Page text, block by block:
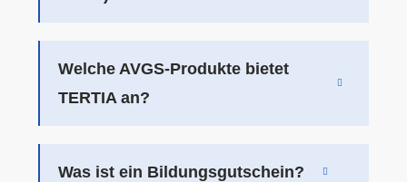
Welche AVGS-Produkte bietet
TERTIA an?
Was ist ein Bildungsgutschein?